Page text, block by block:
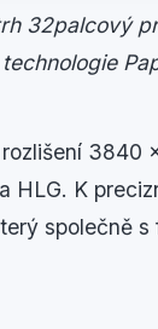
32palcový
3840
HLG. K
společně